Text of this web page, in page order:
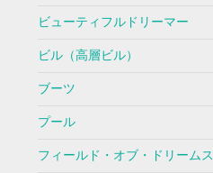
ビューティフルドリーマー
ビル（高層ビル）
ブーツ
プール
フィールド・オブ・ドリームス